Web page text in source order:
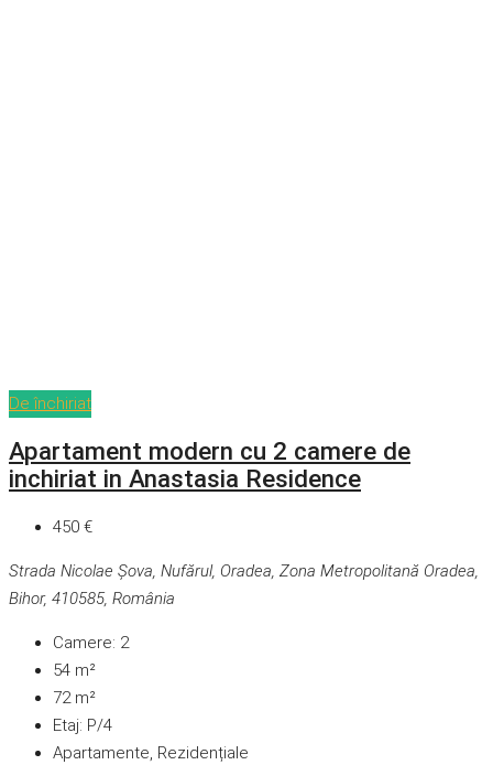
De închiriat
Apartament modern cu 2 camere de
inchiriat in Anastasia Residence
450 €
Strada Nicolae Șova, Nufărul, Oradea, Zona Metropolitană Oradea,
Bihor, 410585, România
Camere: 2
54 m²
72m²
Etaj: P/4
Apartamente, Rezidențiale